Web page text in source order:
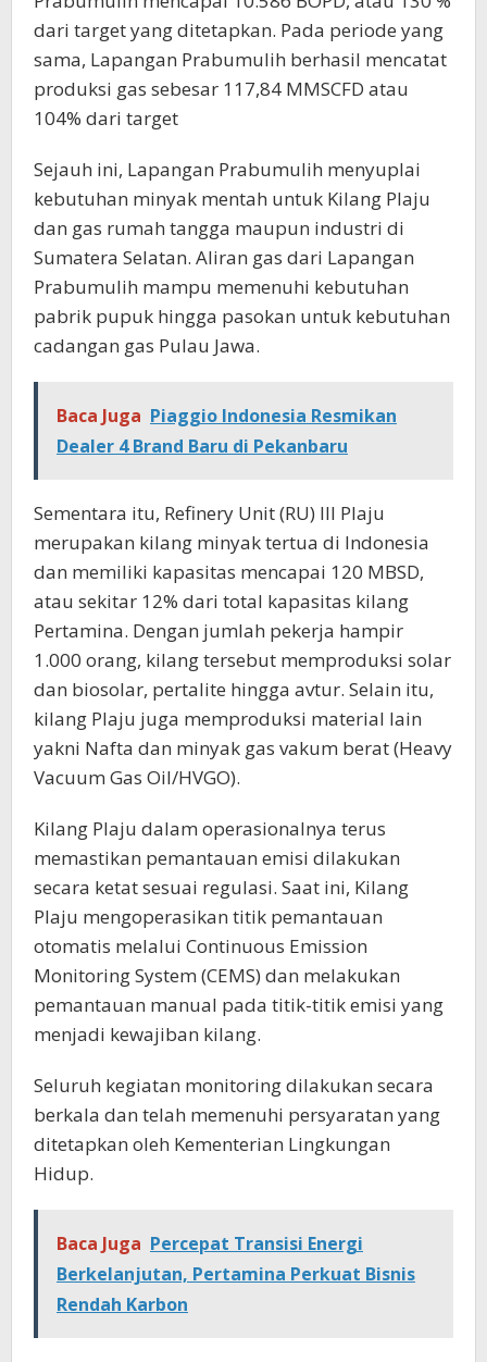
dari target yang ditetapkan. Pada periode yang
sama, Lapangan Prabumulih berhasil mencatat
produksi gas sebesar 117,84 MMSCFD atau
104% dari target
Sejauh ini, Lapangan Prabumulih menyuplai
kebutuhan minyak mentah untuk Kilang Plaju
dan gas rumah tangga maupun industri di
Sumatera Selatan. Aliran gas dari Lapangan
Prabumulih mampu memenuhi kebutuhan
pabrik pupuk hingga pasokan untuk kebutuhan
cadangan gas Pulau Jawa.
Baca Juga Piaggio Indonesia Resmikan
Dealer 4 Brand Baru di Pekanbaru
Sementara itu, Refinery Unit (RU) III Plaju
merupakan kilang minyak tertua di Indonesia
dan memiliki kapasitas mencapai 120 MBSD,
atau sekitar 12% dari total kapasitas kilang
Pertamina. Dengan jumlah pekerja hampir
1.000 orang, kilang tersebut memproduksi solar
dan biosolar, pertalite hingga avtur. Selain itu,
kilang Plaju juga memproduksi material lain
yakni Nafta dan minyak gas vakum berat (Heavy
Vacuum Gas Oil/HVGO).
Kilang Plaju dalam operasionalnya terus
memastikan pemantauan emisi dilakukan
secara ketat sesuai regulasi. Saat ini, Kilang
Plaju mengoperasikan titik pemantauan
otomatis melalui Continuous Emission
Monitoring System (CEMS) dan melakukan
pemantauan manual pada titik-titik emisi yang
menjadi kewajiban kilang.
Seluruh kegiatan monitoring dilakukan secara
berkala dan telah memenuhi persyaratan yang
ditetapkan oleh Kementerian Lingkungan
Hidup.
Baca Juga Percepat Transisi Energi
Berkelanjutan, Pertamina Perkuat Bisnis
Rendah Karbon